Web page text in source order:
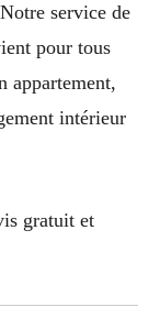
service de
pour tous
appartement,
intérieur
gratuit et